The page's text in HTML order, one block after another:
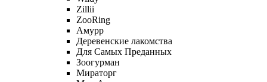
Zillii
ZooRing
Амурр
Деревенские лакомства
Для Самых Преданных
Зоогурман
Мираторг